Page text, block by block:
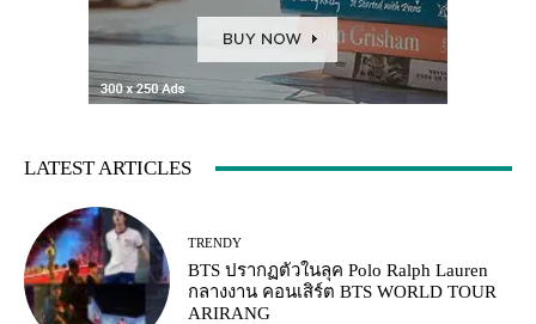
LATEST ARTICLES
TRENDY
BTS ปรากฏตัวในลุค Polo Ralph Lauren
กลางงาน คอนเสิร์ต BTS WORLD TOUR
ARIRANG